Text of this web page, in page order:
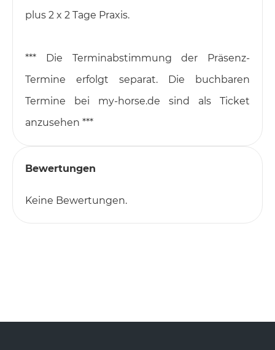
plus 2 x 2 Tage Praxis.​
*** Die Terminabstimmung der Präsenz-
Termine erfolgt separat. Die buchbaren
Termine bei my-horse.de sind als Ticket
anzusehen ***
Bewertungen
Keine Bewertungen.